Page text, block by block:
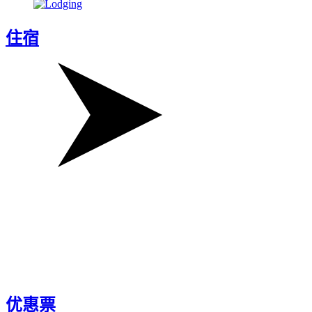
住宿
优惠票